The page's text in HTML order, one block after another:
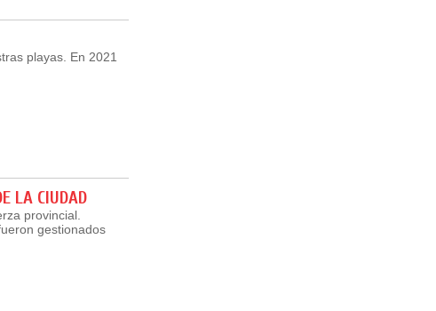
playas. En 2021
LA CIUDAD
provincial.
gestionados